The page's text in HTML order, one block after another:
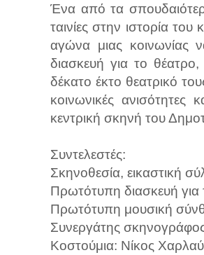
Ένα από τα
ταινίες στην ιστορία
αγώνα μιας κοινωνίας
διασκευή για το
δέκατο έκτο θεατρικό
κοινωνικές ανισότητες
κεντρική σκηνή του
Συντελεστές:
Σκηνοθεσία, εικαστική
Πρωτότυπη διασκευή
Πρωτότυπη μουσική
Συνεργάτης
Κοστούμια: Νίκος